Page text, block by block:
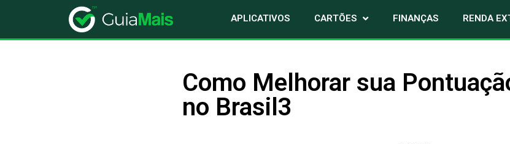
APLICATIVOS CARTÕES FINANÇAS RENDA
Como Melhorar sua
no Brasil3